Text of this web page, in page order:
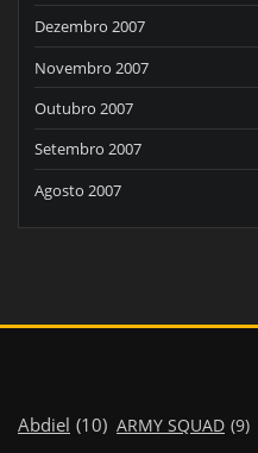
Dezembro 2007
Novembro 2007
Outubro 2007
Setembro 2007
Agosto 2007
Abdiel (10) ARMY SQUAD (9)